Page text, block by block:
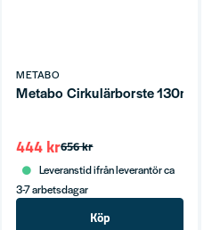
METABO
Metabo Cirkulärborste 130mm
656 kr
444 kr
Leveranstid ifrån leverantör ca
3-7 arbetsdagar
Köp